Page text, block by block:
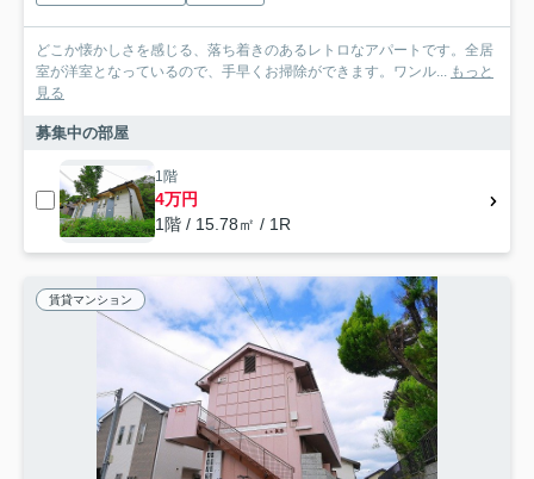
どこか懐かしさを感じる、落ち着きのあるレトロなアパートです。全居
室が洋室となっているので、手早くお掃除ができます。ワンル...
もっと
見る
募集中の部屋
1階
4万円
1階 / 15.78㎡ / 1R
賃貸マンション